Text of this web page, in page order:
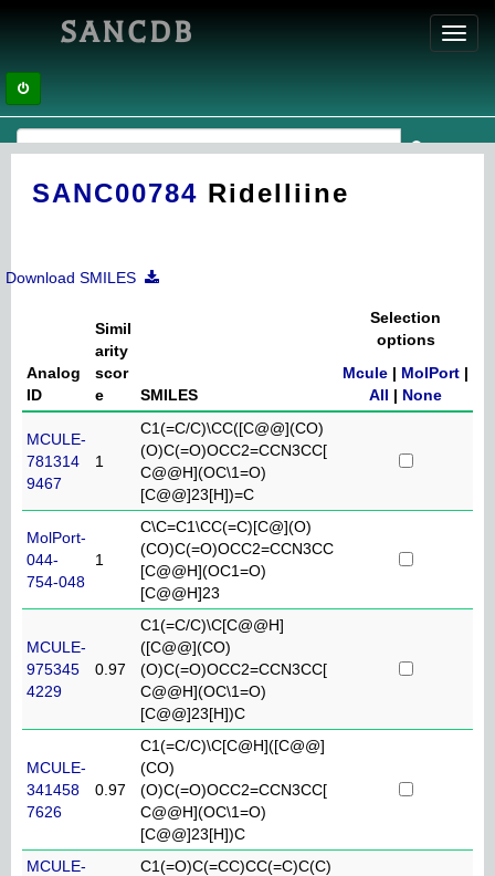
SANCDB
SANC00784 Ridelliine
Download SMILES
Analog
ID
Simil
arity
scor
e
SMILES
Selection
options
Mcule | MolPort |
All | None
MCULE-
781314
9467
1
C1(=C/C)\CC([C@@](CO)
(O)C(=O)OCC2=CCN3CC[
C@@H](OC\1=O)
[C@@]23[H])=C
MolPort-
044-
754-048
1
C\C=C1\CC(=C)[C@](O)
(CO)C(=O)OCC2=CCN3CC
[C@@H](OC1=O)
[C@@H]23
MCULE-
975345
4229
0.97
C1(=C/C)\C[C@@H]
([C@@](CO)
(O)C(=O)OCC2=CCN3CC[
C@@H](OC\1=O)
[C@@]23[H])C
MCULE-
341458
7626
0.97
C1(=C/C)\C[C@H]([C@@]
(CO)
(O)C(=O)OCC2=CCN3CC[
C@@H](OC\1=O)
[C@@]23[H])C
MCULE-
C1(=O)C(=CC)CC(=C)C(C)